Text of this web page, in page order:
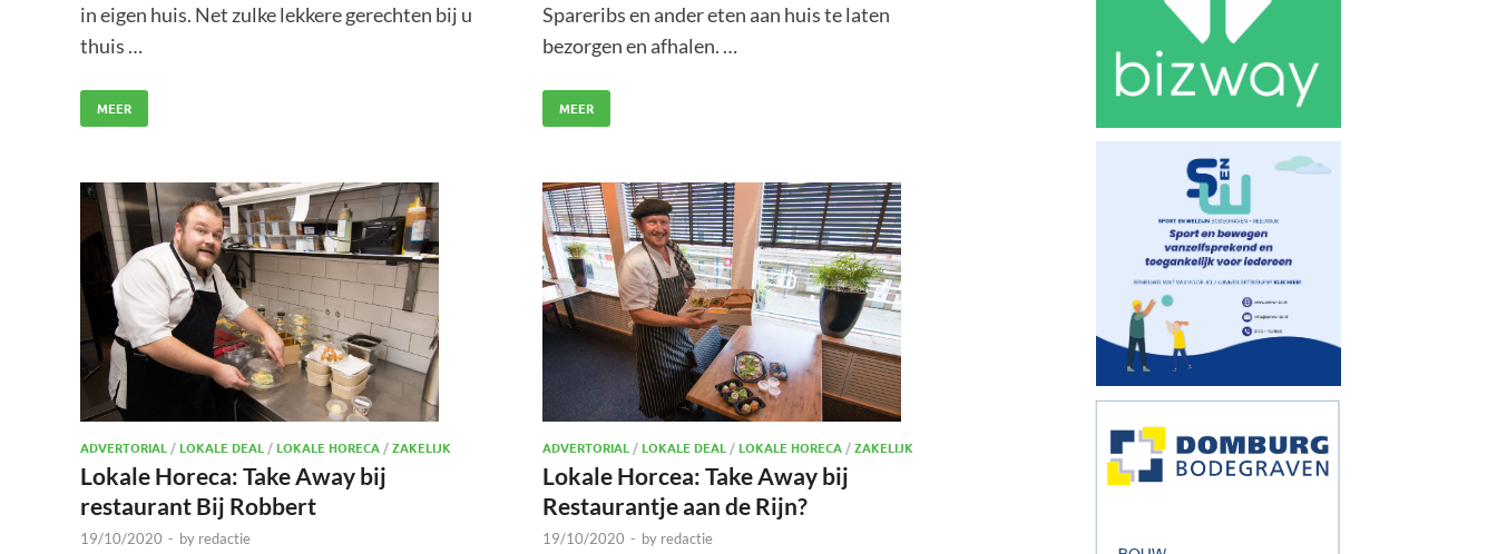
in eigen huis. Net zulke lekkere gerechten bij u
thuis …
MEER
Spareribs en ander eten aan huis te laten
bezorgen en afhalen. …
MEER
ADVERTORIAL / LOKALE DEAL / LOKALE HORECA /ZAKELIJK
Lokale Horeca: Take Away bij
restaurant Bij Robbert
19/10/2020 - by redactie
ADVERTORIAL / LOKALE DEAL / LOKALE HORECA/ZAKELIJK
Lokale Horcea: Take Away bij
Restaurantje aan de Rijn?
19/10/2020 - by redactie